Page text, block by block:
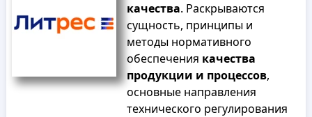
качества. Раскрываются
сущность, принципы и
методы нормативного
обеспечения качества
продукции и процессов,
основные направления
технического регулирования